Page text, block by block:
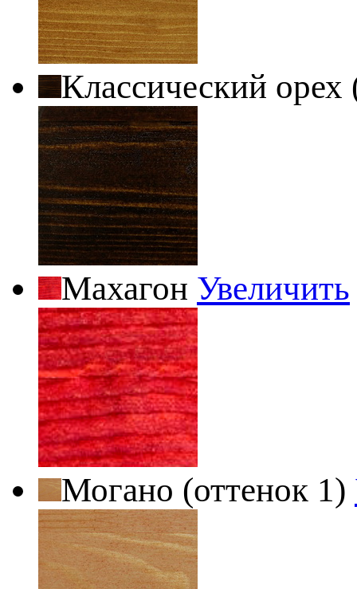
Классический
Махагон Увеличить
Могано (оттенок 1)